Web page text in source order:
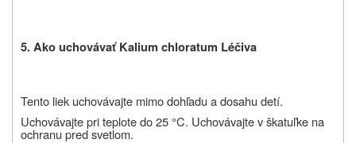
5. Ako uchovávať Kalium chloratum Léčiva
Tento liek uchovávajte mimo dohľadu a dosahu detí.
Uchovávajte pri teplote do 25 °C. Uchovávajte v škatuľke na
ochranu pred svetlom.